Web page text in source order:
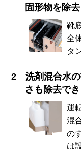
固形物を除
靴
全
タ
洗剤混合水
さも除去で
運
混
の
は